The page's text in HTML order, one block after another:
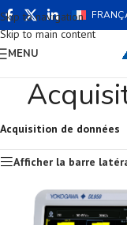
Skip to navigation
Skip to main content
MENU
Acquisition de données
Afficher la barre